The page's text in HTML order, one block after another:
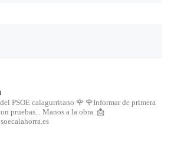
PSOE calagurritano 🌹 🌹Informar de primera
pruebas... Manos a la obra. 📩